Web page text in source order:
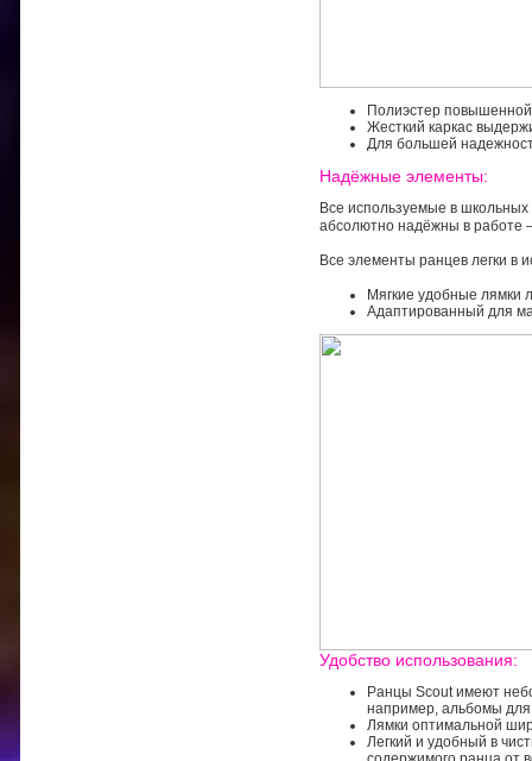
Полиэстер
Жесткий каркас
Для большей
Надёжные элементы:
Все используемые в
абсолютно надёжны в работе
Все элементы ранцев легки в
Мягкие удобные лямки
Адаптированный для
Удобство использования:
Ранцы Scout имеют
например, альбомы
Лямки оптимальной
Легкий и удобный в